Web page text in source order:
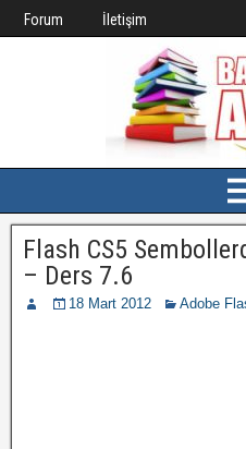
Forum İletişim
Flash CS5
– Ders 7.6
18 Mart 2012 Adobe